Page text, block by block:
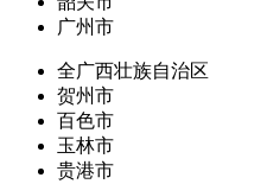
广州市
全广西壮族自治区
贺州市
百色市
玉林市
贵港市